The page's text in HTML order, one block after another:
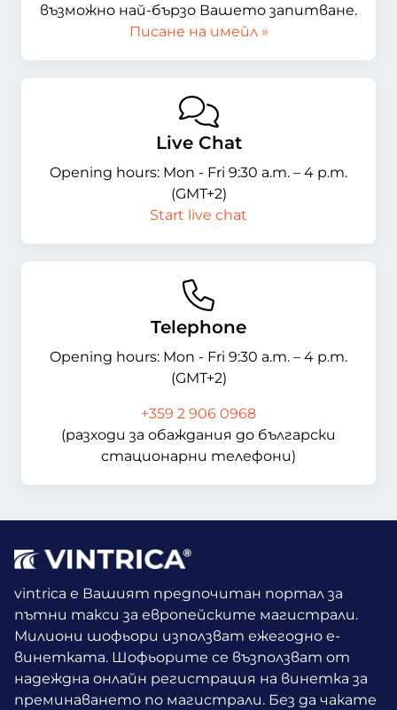
възможно най-бързо Вашето запитване.
Писане на имейл »
Live Chat
Opening hours: Mon - Fri 9:30 a.m. – 4 p.m.
(GMT+2)
Start live chat
Telephone
Opening hours: Mon - Fri 9:30 a.m. – 4 p.m.
(GMT+2)
+359 2 906 0968
(разходи за обаждания до български
стационарни телефони)
vintrica е Вашият предпочитан портал за
пътни такси за европейските магистрали.
Милиони шофьори използват ежегодно е-
винетката. Шофьорите се възползват от
надеждна онлайн регистрация на винетка за
преминаването по магистрали. Без да чакате